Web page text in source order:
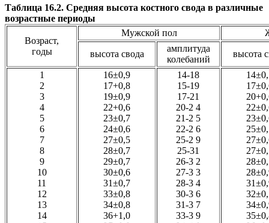
Таблица 16.2. Средняя высота костного свода в различные
возрастные периоды
Возраст,
годы
Мужской пол
высота свода
амплитуда
колебаний
высота
1
2
3
4
5
6
7
8
9
10
11
12
13
14
16±0,9
17+0,8
19±0,9
22+0,6
23±0,7
24±0,6
27±0,5
28±0,7
29±0,7
30±0,6
31±0,7
33±0,8
34±0,8
36+1,0
14-18
15-19
17-21
20-2 4
21-2 5
22-2 6
25-2 9
25-31
26-3 2
27-3 3
28-3 4
30-3 6
31-3 7
33-3 9